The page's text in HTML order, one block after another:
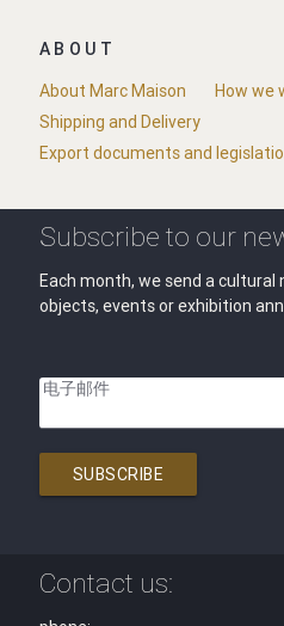
ABOUT
About Marc Maison
How we
Shipping and Delivery
Export documents and
Subscribe to our
Each month, we send a
objects, events or exhibition
电子邮件
SUBSCRIBE
Contact us: